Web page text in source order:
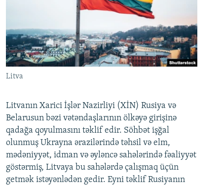
Litva
Litvanın Xarici İşlər Nazirliyi (XİN) Rusiya və
Belarusun bəzi vətəndaşlarının ölkəyə girişinə
qadağa qoyulmasını təklif edir. Söhbət işğal
olunmuş Ukrayna ərazilərində təhsil və elm,
mədəniyyət, idman və əyləncə sahələrində fəaliyyət
göstərmiş, Litvaya bu sahələrdə çalışmaq üçün
getmək istəyənlədən gedir. Eyni təklif Rusiyanın